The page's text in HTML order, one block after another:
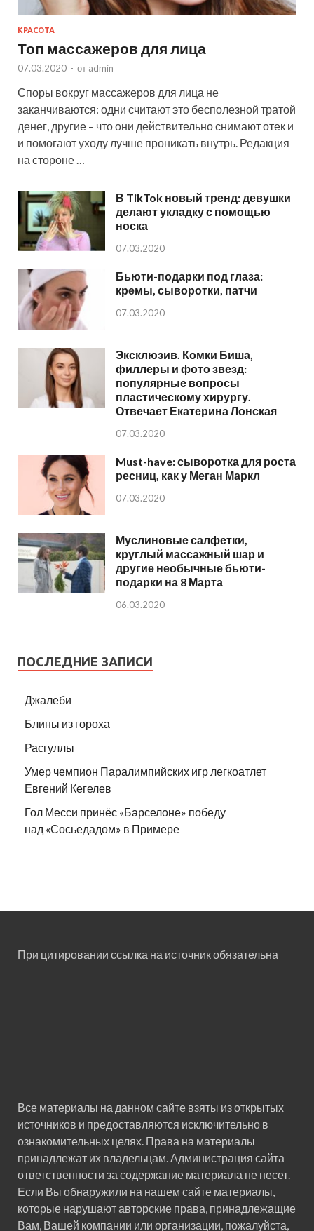
КРАСОТА
Топ массажеров для лица
07.03.2020 - от admin
Споры вокруг массажеров для лица не
заканчиваются: одни считают это бесполезной тратой
денег, другие – что они действительно снимают отек и
и помогают уходу лучше проникать внутрь. Редакция
на стороне …
В TikTok новый тренд: девушки
делают укладку с помощью
носка
07.03.2020
Бьюти-подарки под глаза:
кремы, сыворотки, патчи
07.03.2020
Эксклюзив. Комки Биша,
филлеры и фото звезд:
популярные вопросы
пластическому хирургу.
Отвечает Екатерина Лонская
07.03.2020
Must-have: сыворотка для роста
ресниц, как у Меган Маркл
07.03.2020
Муслиновые салфетки,
круглый массажный шар и
другие необычные бьюти-
подарки на 8 Марта
06.03.2020
ПОСЛЕДНИЕ ЗАПИСИ
Джалеби
Блины из гороха
Расгуллы
Умер чемпион Паралимпийских игр легкоатлет
Евгений Кегелев
Гол Месси принёс «Барселоне» победу
над «Сосьедадом» в Примере
При цитировании ссылка на источник обязательна
Все материалы на данном сайте взяты из открытых
источников и предоставляются исключительно в
ознакомительных целях. Права на материалы
принадлежат их владельцам. Администрация сайта
ответственности за содержание материала не несет.
Если Вы обнаружили на нашем сайте материалы,
которые нарушают авторские права, принадлежащие
Вам, Вашей компании или организации, пожалуйста,